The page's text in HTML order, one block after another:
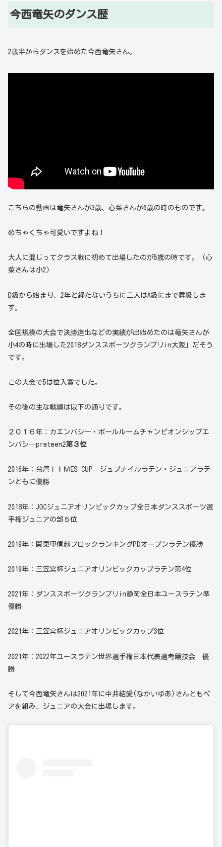
今西竜矢のダンス歴
2歳半からダンスを始めた今西竜矢さん。
こちらの動画は竜矢さんが3歳、心菜さんが6歳の時のものです。
めちゃくちゃ可愛いですよね！
大人に混じってクラス戦に初めて出場したのが5歳の時です。（心
菜さんは小2）
D級から始まり、2年と経たないうちに二人はA級にまで昇級しま
す。
全国規模の大会で決勝進出などの実績が出始めたのは竜矢さんが
小4の時に出場した2018ダンススポーツグランプリin大阪」だそう
です。
この大会で5は位入賞でした。
その後の主な戦績は以下の通りです。
２０１６年：カエンバシ―・ボールルームチャンピオンシップエ
ンバシ―preteen2第３位
2016年：台湾ＴＩＭES CUP ジュブナイルラテン・ジュニアラテ
ンともに優勝
2018年：JOCジュニアオリンピックカップ全日本ダンススポーツ選
手権ジュニアの部５位
2019年：関東甲信越ブロックランキングPDオープンラテン優勝
2019年：三笠宮杯ジュニアオリンピックカップラテン第4位
2021年：ダンススポーツグランプリin静岡全日本ユースラテン準
優勝
2021年：三笠宮杯ジュニアオリンピックカップ3位
2021年：2022年ユースラテン世界選手権日本代表選考競技会 優
勝
そして今西竜矢さんは2021年に中井結愛(なかいゆあ)さんともペ
アを組み、ジュニアの大会に出場します。